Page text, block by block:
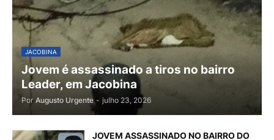
JACOBINA
Jovem é assassinado a tiros no bairro
Leader, em Jacobina
Por Augusto Urgente - julho 23, 2026
JOVEM ASSASSINADO NO BAIRRO DO